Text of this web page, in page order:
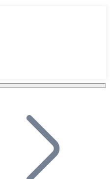
tu plataforma.
en tu negocio y permite que
ecosistema.